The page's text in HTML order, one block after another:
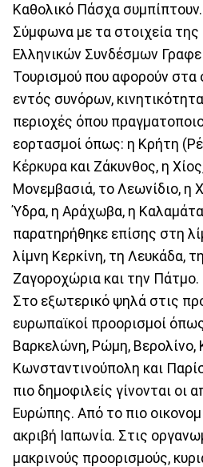
Καθολικό Πάσχα συμπίπτουν.
Σύμφωνα με τα στοιχεία
Ελληνικών Συνδέσμων
Τουρισμού που αφορούν στα
εντός συνόρων,
περιοχές όπου
εορτασμοί όπως: η Κρήτη
Κέρκυρα και Ζάκυνθος, η
Μονεμβασιά, το Λεωνίδιο, η
Ύδρα, η Αράχωβα, η
παρατηρήθηκε επίσης στη
λίμνη Κερκίνη, τη Λευκάδα,
Ζαγοροχώρια και την Πάτμο.
Στο εξωτερικό ψηλά στις
ευρωπαϊκοί προορισμοί
Βαρκελώνη, Ρώμη, Βερολίνο,
Κωνσταντινούπολη και
πιο δημοφιλείς γίνονται οι
Ευρώπης. Από το πιο
ακριβή Ιαπωνία. Στις
μακρινούς προορισμούς,